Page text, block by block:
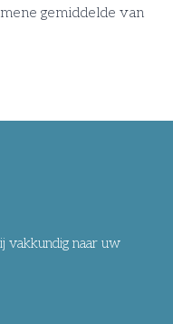
gemiddelde van
vakkundig naar uw